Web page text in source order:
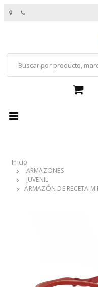
Inicio
ARMAZONES
JUVENIL
ARMAZÓN DE RECETA